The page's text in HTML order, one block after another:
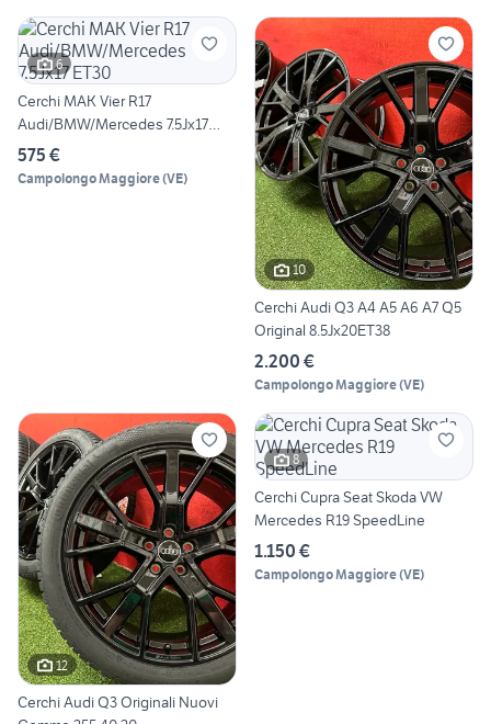
6
Cerchi MAK Vier R17
Audi/BMW/Mercedes 7.5Jx17
ET30
575 €
Campolongo Maggiore(VE)
10
Cerchi Audi Q3 A4 A5 A6 A7 Q5
Original 8.5Jx20ET38
2.200 €
Campolongo Maggiore(VE)
12
Cerchi Audi Q3 Originali Nuovi
8
Cerchi Cupra Seat Skoda VW
Mercedes R19 SpeedLine
1.150 €
Campolongo Maggiore(VE)